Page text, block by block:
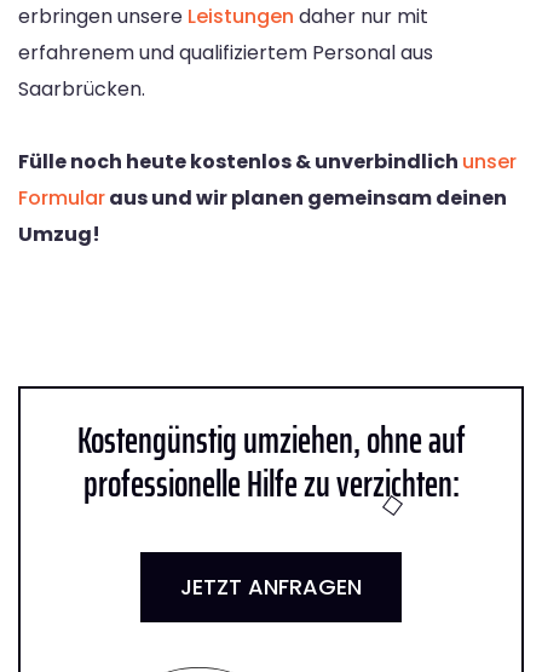
erbringen unsere Leistungen daher nur mit
erfahrenem und qualifiziertem Personal aus
Saarbrücken.
Fülle noch heute kostenlos & unverbindlich unser
Formularaus und wir planen gemeinsam deinen
Umzug!
Kostengünstig umziehen, ohne auf
professionelle Hilfe zu verzichten:
JETZT ANFRAGEN